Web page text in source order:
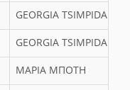
GEORGIA TSIMPIDA
GEORGIA TSIMPIDA
ΜΑΡΙΑ ΜΠΟΤΗ